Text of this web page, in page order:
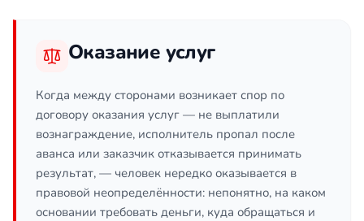
Оказание услуг
Когда между сторонами возникает спор по
договору оказания услуг — не выплатили
вознаграждение, исполнитель пропал после
аванса или заказчик отказывается принимать
результат, — человек нередко оказывается в
правовой неопределённости: непонятно, на каком
основании требовать деньги, куда обращаться и